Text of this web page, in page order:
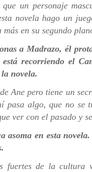
que un personaje
novela hago un
en su segundo
a Madrazo, él
recorriendo el
novela.
Ane pero tiene un
pasa algo, que no
ver con el pasado y
asoma en esta
fuertes de la cultura